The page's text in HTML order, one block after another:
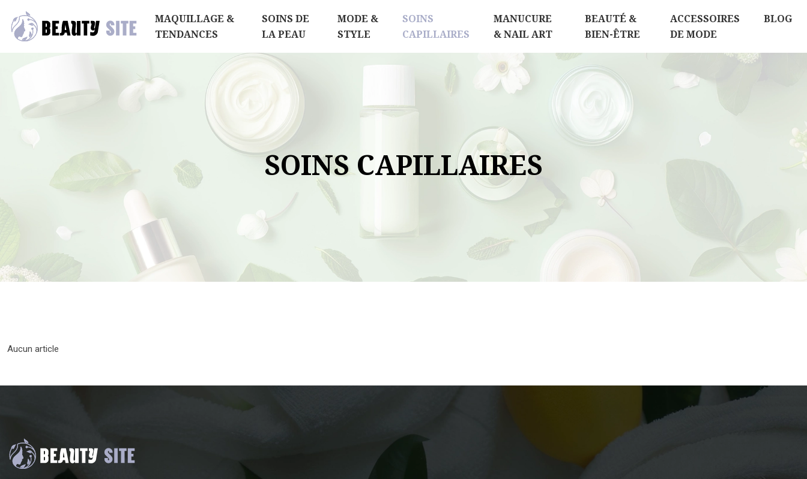
MAQUILLAGE &
TENDANCES
SOINS DE
LA PEAU
MODE &
STYLE
SOINS
CAPILLAIRES
MANUCURE
& NAIL ART
BEAUTÉ &
BIEN-ÊTRE
ACCESSOIRES
DE MODE
BLOG
SOINS CAPILLAIRES
Aucun article